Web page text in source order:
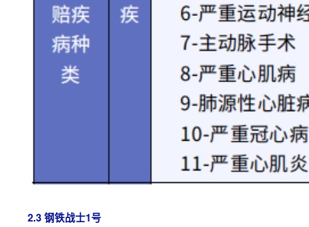
2.3 钢铁战士1号